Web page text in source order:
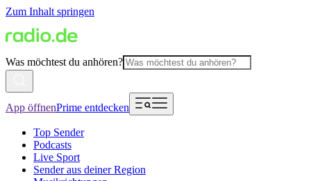
Zum Inhalt springen
Was möchtest du anhören?
App öffnenPrime entdecken
Top Sender
Podcasts
Live Sport
Sender aus deiner Region